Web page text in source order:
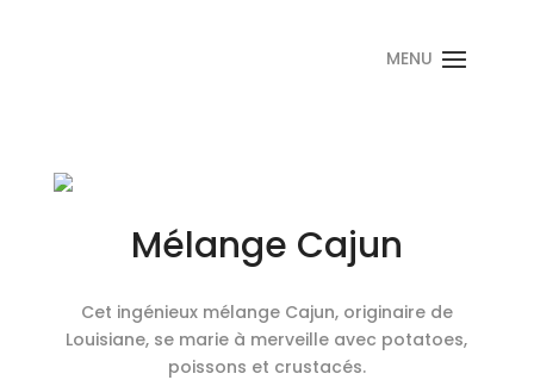
Mélange Cajun
Cet ingénieux mélange Cajun, originaire de
Louisiane, se marie à merveille avec potatoes,
poissons et crustacés.